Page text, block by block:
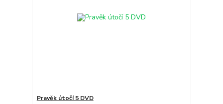
Pravěk útočí 5 DVD